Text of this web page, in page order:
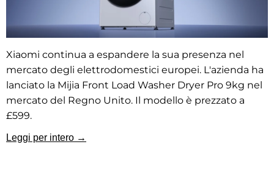
Xiaomi continua a espandere la sua presenza nel
mercato degli elettrodomestici europei. L'azienda ha
lanciato la Mijia Front Load Washer Dryer Pro 9kg nel
mercato del Regno Unito. Il modello è prezzato a
£599.
Leggi per intero →